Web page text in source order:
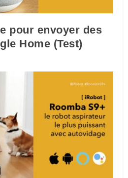
pour envoyer des
Home (Test)